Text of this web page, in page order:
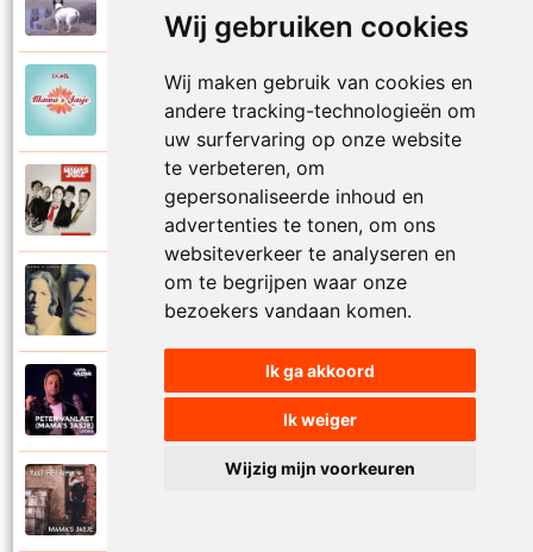
Wij gebruiken cookies
Wij maken gebruik van cookies en
andere tracking-technologieën om
uw surfervaring op onze website
te verbeteren, om
gepersonaliseerde inhoud en
advertenties te tonen, om ons
websiteverkeer te analyseren en
om te begrijpen waar onze
bezoekers vandaan komen.
Ik ga akkoord
Ik weiger
Wijzig mijn voorkeuren
Thuis ben
Mamas Jasje
2006
Mamas Jasje
Tot aan de maan en terug
Mamas Jasje
Troebele tijden
Mamas Jasje
2020